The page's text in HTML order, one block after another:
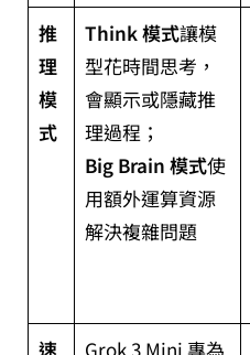
推
理
模
式
Think 模式讓模
型花時間思考，
會顯示或隱藏推
理過程；
Big Brain 模式使
用額外運算資源
解決複雜問題
速
Grok 3 Mini 專為